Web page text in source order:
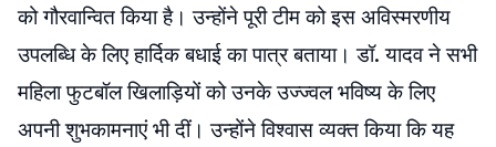
को गौरवान्वित किया है। उन्होंने पूरी टीम को इस अविस्मरणीय
उपलब्धि के लिए हार्दिक बधाई का पात्र बताया। डॉ. यादव ने सभी
महिला फुटबॉल खिलाड़ियों को उनके उज्ज्वल भविष्य के लिए
अपनी शुभकामनाएं भी दीं। उन्होंने विश्वास व्यक्त किया कि यह